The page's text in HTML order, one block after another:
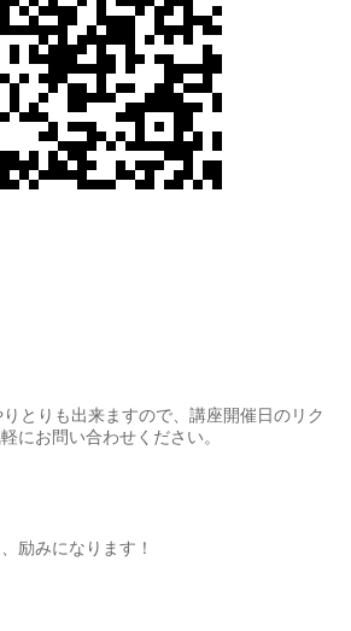
とりも出来ますので、講座開催日のリク
にお問い合わせください。
励みになります！